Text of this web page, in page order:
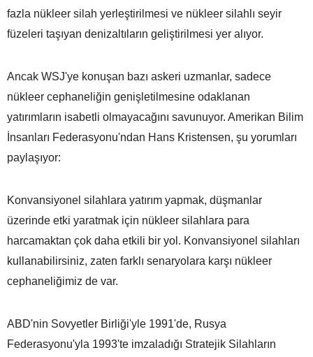
fazla nükleer silah yerleştirilmesi ve nükleer silahlı seyir
füzeleri taşıyan denizaltıların geliştirilmesi yer alıyor.
Ancak WSJ'ye konuşan bazı askeri uzmanlar, sadece
nükleer cephaneliğin genişletilmesine odaklanan
yatırımların isabetli olmayacağını savunuyor. Amerikan Bilim
İnsanları Federasyonu'ndan Hans Kristensen, şu yorumları
paylaşıyor:
Konvansiyonel silahlara yatırım yapmak, düşmanlar
üzerinde etki yaratmak için nükleer silahlara para
harcamaktan çok daha etkili bir yol. Konvansiyonel silahları
kullanabilirsiniz, zaten farklı senaryolara karşı nükleer
cephaneliğimiz de var.
ABD'nin Sovyetler Birliği'yle 1991'de, Rusya
Federasyonu'yla 1993'te imzaladığı Stratejik Silahların